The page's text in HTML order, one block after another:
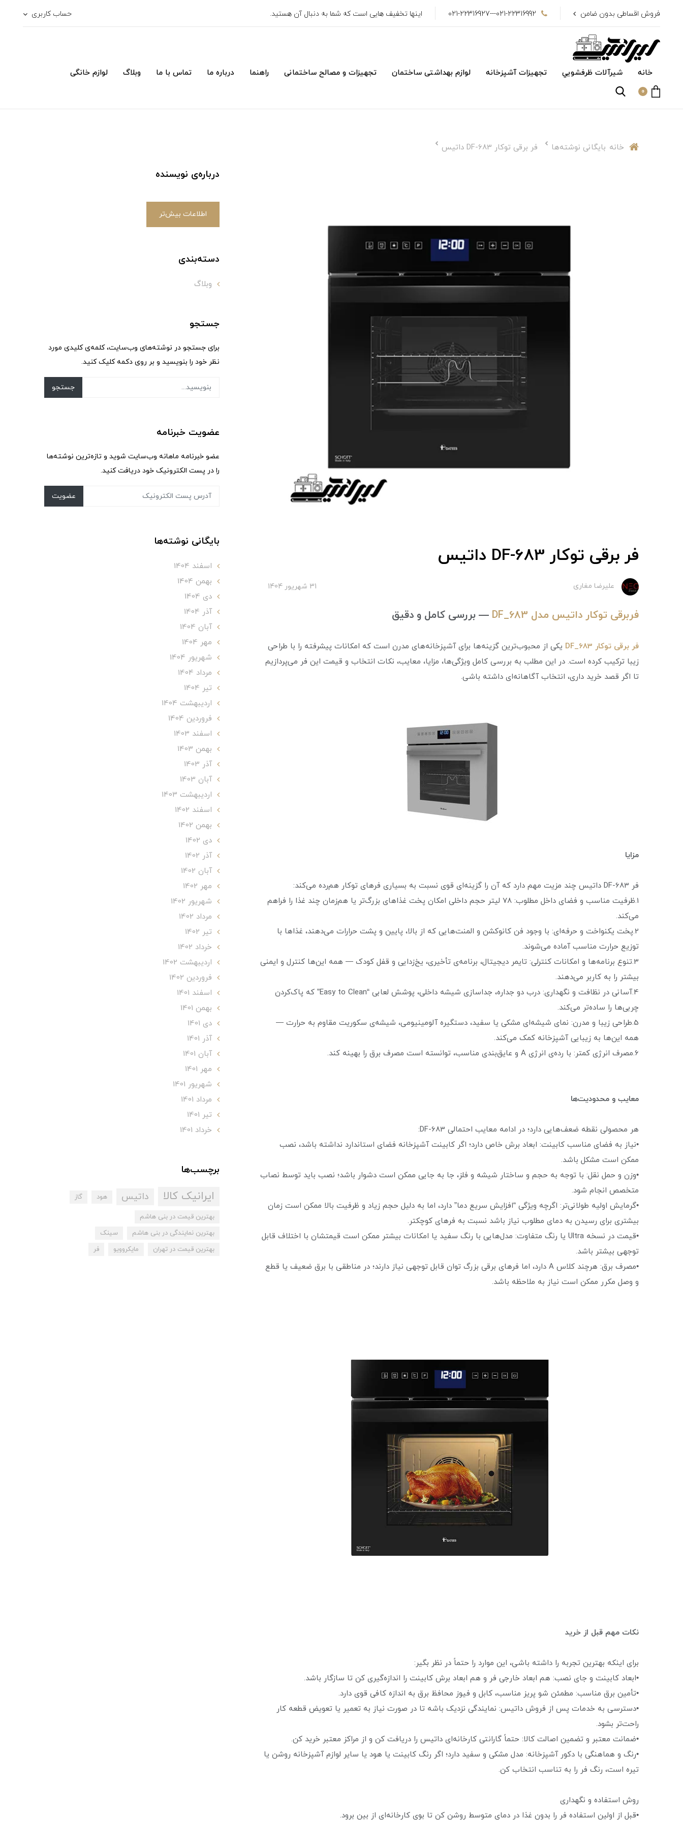
فروش اقساطی بدون ضامن 021-22316992---021-22316927 اینها تخفیف هایی است که شما به دنبال آن هستید. حساب کاربری
خانه شیرآلات ظرفشويي تجهیزات آشپزخانه لوازم بهداشتی ساختمان تجهیزات و مصالح ساختمانی راهنما درباره ما تماس با ما وبلاگ لوازم خانگی
0
خانه بایگانی نوشته‌ها فر برقی توکار DF-683 داتیس
فر برقی توکار DF-683 داتیس
علیرضا مغاری 31 شهریور 1404
فربرقی توکار داتیس مدل DF_683 — بررسی کامل و دقیق
فر برقی توکار DF_683
یکی از محبوب‌ترین گزینه‌ها برای آشپزخانه‌های مدرن است که امکانات پیشرفته را با طراحی
زیبا ترکیب کرده است. در این مطلب به بررسی کامل ویژگی‌ها، مزایا، معایب، نکات انتخاب و قیمت این فر می‌پردازیم
تا اگر قصد خرید داری، انتخاب آگاهانه‌ای داشته باشی.
مزایا
فر DF-683 داتیس چند مزیت مهم دارد که آن را گزینه‌ای قوی نسبت به بسیاری فرهای توکار هم‌رده می‌کند:
1.ظرفیت مناسب و فضای داخل مطلوب: ۷۸ لیتر حجم داخلی امکان پخت غذاهای بزرگ‌تر یا هم‌زمان چند غذا را فراهم
می‌کند.
2.پخت یکنواخت و حرفه‌ای: با وجود فن کانوکشن و المنت‌هایی که از بالا، پایین و پشت حرارات می‌دهند، غذاها با
توزیع حرارت مناسب آماده می‌شوند.
3.تنوع برنامه‌ها و امکانات کنترلی: تایمر دیجیتال، برنامه‌ی تأخیری، یخ‌زدایی و قفل کودک — همه این‌ها کنترل و ایمنی
بیشتر را به کاربر می‌دهند.
4.آسانی در نظافت و نگهداری: درب دو جداره، جداسازی شیشه داخلی، پوشش لعابی “Easy to Clean” که پاک‌کردن
چربی‌ها را ساده‌تر می‌کند.
5.طراحی زیبا و مدرن: نمای شیشه‌ای مشکی یا سفید، دستگیره آلومینیومی، شیشه‌ی سکوریت مقاوم به حرارت —
همه این‌ها به زیبایی آشپزخانه کمک می‌کند.
6.مصرف انرژی کمتر: با رده‌ی انرژی A و عایق‌بندی مناسب، توانسته است مصرف برق را بهینه کند.
معایب و محدودیت‌ها
هر محصولی نقطه ضعف‌هایی دارد؛ در ادامه معایب احتمالی DF-683:
•نیاز به فضای مناسب کابینت: ابعاد برش خاص دارد؛ اگر کابینت آشپزخانه فضای استاندارد نداشته باشد، نصب
ممکن است مشکل باشد.
•وزن و حمل نقل: با توجه به حجم و ساختار شیشه و فلز، جا به جایی ممکن است دشوار باشد؛ نصب باید توسط نصاب
متخصص انجام شود.
•گرمایش اولیه طولانی‌تر: اگرچه ویژگی “افزایش سریع دما” دارد، اما به دلیل حجم زیاد و ظرفیت بالا ممکن است زمان
بیشتری برای رسیدن به دمای مطلوب نیاز باشد نسبت به فرهای کوچکتر.
•قیمت در نسخه Ultra یا رنگ متفاوت: مدل‌هایی با رنگ سفید یا امکانات بیشتر ممکن است قیمتشان با اختلاف قابل
توجهی بیشتر باشد.
•مصرف برق: هرچند کلاس A دارد، اما فرهای برقی بزرگ توان قابل توجهی نیاز دارند؛ در مناطقی با برق ضعیف یا قطع
و وصل مکرر ممکن است نیاز به ملاحظه باشد.
نکات مهم قبل از خرید
برای اینکه بهترین تجربه را داشته باشی، این موارد را حتماً در نظر بگیر:
•ابعاد کابینت و جای نصب: هم ابعاد خارجی فر و هم ابعاد برش کابینت را اندازه‌گیری کن تا سازگار باشد.
•تأمین برق مناسب: مطمئن شو پریز مناسب، کابل و فیوز محافظ برق به اندازه کافی قوی دارد.
•دسترسی به خدمات پس از فروش داتیس: نمایندگی نزدیک باشه تا در صورت نیاز به تعمیر یا تعویض قطعه کار
راحت‌تر بشود.
•ضمانت معتبر و تضمین اصالت کالا: حتماً گارانتی کارخانه‌ای داتیس را دریافت کن و از مراکز معتبر خرید کن.
•رنگ و هماهنگی با دکور آشپزخانه: مدل مشکی و سفید دارد؛ اگر رنگ کابینت یا هود یا سایر لوازم آشپزخانه روشن یا
تیره است، رنگ فر را به تناسب انتخاب کن.
روش استفاده و نگهداری
•قبل از اولین استفاده فر را بدون غذا در دمای متوسط روشن کن تا بوی کارخانه‌ای از بین برود.
درباره‌ی نویسنده
اطلاعات بیش‌تر
دسته‌بندی
وبلاگ
جستجو
برای جستجو در نوشته‌های وب‌سایت، کلمه‌ی کلیدی مورد
نظر خود را بنویسید و بر روی دکمه کلیک کنید.
جستجو
عضویت خبرنامه
عضو خبرنامه ماهانه وب‌سایت شوید و تازه‌ترین نوشته‌ها
را در پست الکترونیک خود دریافت کنید.
عضویت
بایگانی نوشته‌ها
اسفند 1404
بهمن 1404
دی 1404
آذر 1404
آبان 1404
مهر 1404
شهریور 1404
مرداد 1404
تير 1404
ارديبهشت 1404
فروردین 1404
اسفند 1403
بهمن 1403
آذر 1403
آبان 1403
ارديبهشت 1403
اسفند 1402
بهمن 1402
دی 1402
آذر 1402
آبان 1402
مهر 1402
شهریور 1402
مرداد 1402
تير 1402
خرداد 1402
ارديبهشت 1402
فروردین 1402
اسفند 1401
بهمن 1401
دی 1401
آذر 1401
آبان 1401
مهر 1401
شهریور 1401
مرداد 1401
تير 1401
خرداد 1401
برچسب‌ها
ایرانیک کالا داتیس هود گاز
بهترین قیمت در بنی هاشم
بهترین نمایندگی در بنی هاشم
سینک
بهترین قیمت در تهران
مایکروویو فر